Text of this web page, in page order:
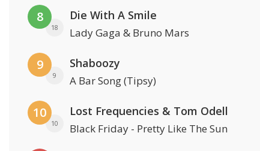
8
18
Die With A Smile
Lady Gaga & Bruno Mars
9
9
Shaboozy
A Bar Song (Tipsy)
10
10
Lost Frequencies & Tom Odell
Black Friday - Pretty Like The Sun